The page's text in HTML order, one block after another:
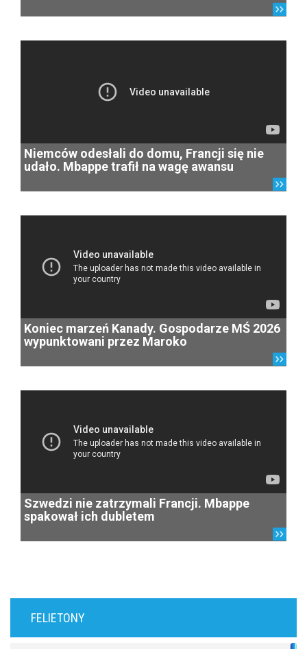
Niemców odesłali do domu, Francji się nie
udało. Mbappe trafił na wagę awansu
Koniec marzeń Kanady. Gospodarze MŚ 2026
wypunktowani przez Maroko
Szwedzi nie zatrzymali Francji. Mbappe
spakował ich dubletem
FELIETONY